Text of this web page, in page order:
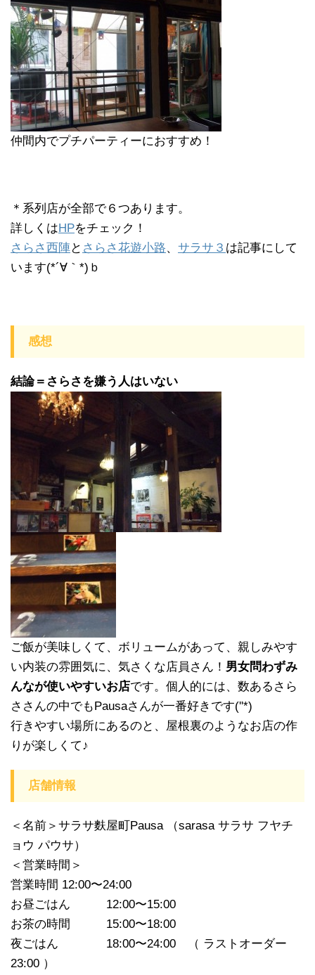
仲間内でプチパーティーにおすすめ！
＊系列店が全部で６つあります。
詳しくはHPをチェック！
さらさ西陣と さらさ花遊小路、 サラサ３ は記事にして
います(*´∀｀*)ｂ
感想
結論＝さらさを嫌う人はいない
ご飯が美味しくて、ボリュームがあって、親しみやす
い内装の雰囲気に、気さくな店員さん！ 男女問わずみ
んなが使いやすいお店です。個人的には、数あるさら
ささんの中でもPausaさんが一番好きです(''*)
行きやすい場所にあるのと、屋根裏のようなお店の作
りが楽しくて♪
店舗情報
＜名前＞サラサ麩屋町Pausa （sarasa サラサ フヤチ
ョウ パウサ）
＜営業時間＞
営業時間 12:00〜24:00
お昼ごはん 12:00〜15:00
お茶の時間 15:00〜18:00
夜ごはん 18:00〜24:00 （ ラストオーダー
23:00 ）